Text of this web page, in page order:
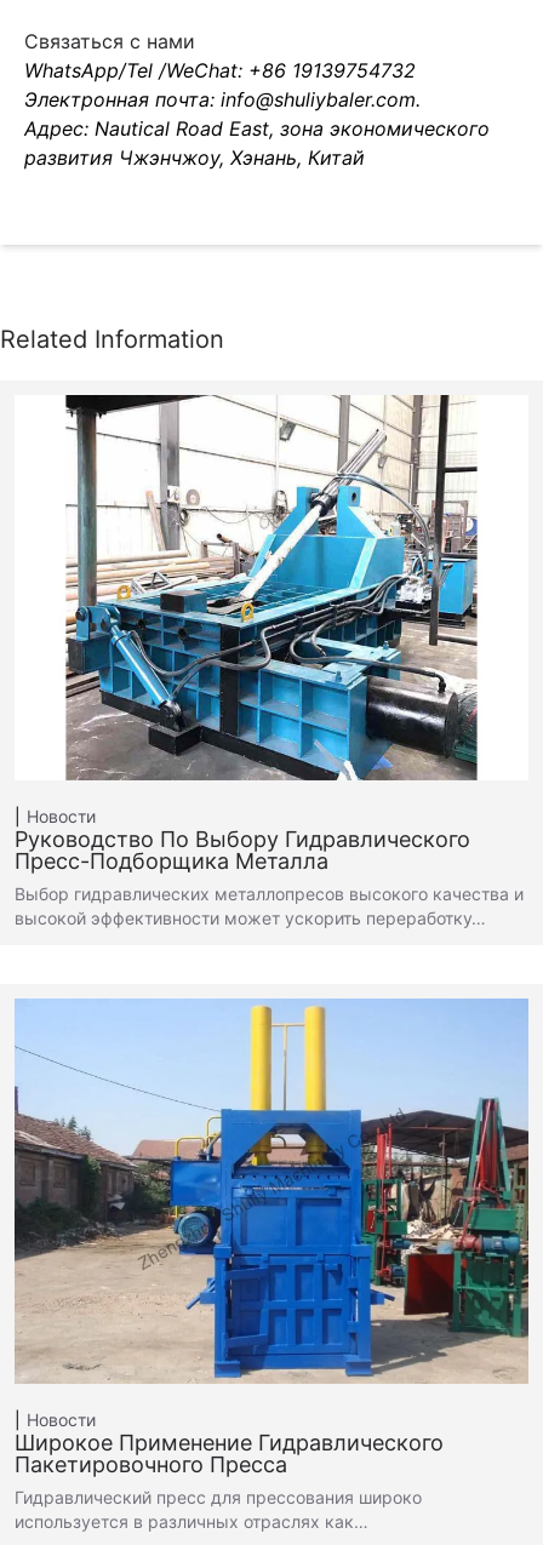
Связаться с нами
WhatsApp/Tel /WeChat: +86 19139754732
Электронная почта: info@shuliybaler.com.
Адрес: Nautical Road East, зона экономического
развития Чжэнчжоу, Хэнань, Китай
Новости
Руководство По Выбору Гидравлического
Пресс-Подборщика Металла
Выбор гидравлических металлопресов высокого качества и
высокой эффективности может ускорить переработку…
Новости
Широкое Применение Гидравлического
Пакетировочного Пресса
Гидравлический пресс для прессования широко
используется в различных отраслях как…